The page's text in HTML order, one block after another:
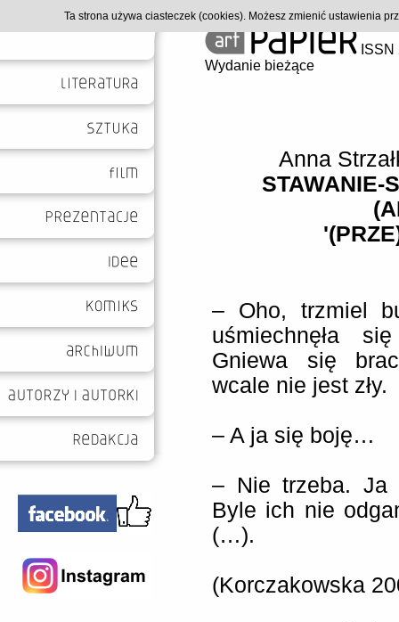
Wydanie bieżące
Anna
STAWANIE-
– Oho, trzmiel
uśmiechnęła
Gniewa się
wcale nie jest zły.
– A ja się boję…
– Nie trzeba.
Byle ich nie
(…).
(Korczakowska
Ta strona używa ciasteczek (cookies). Możesz zmienić ustawienia